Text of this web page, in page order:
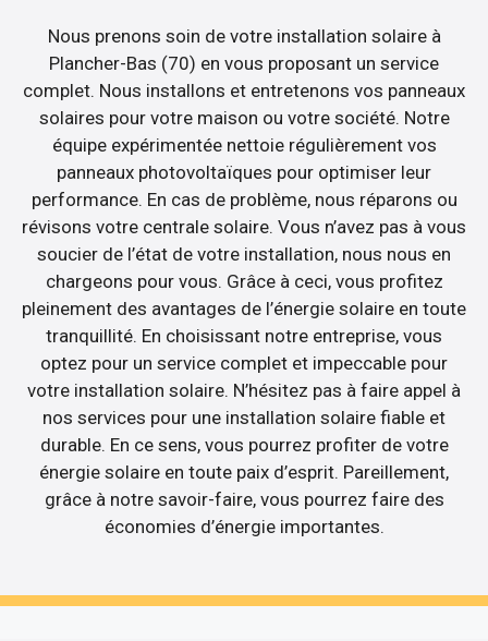
Nous prenons soin de votre installation solaire à
Plancher-Bas (70) en vous proposant un service
complet. Nous installons et entretenons vos panneaux
solaires pour votre maison ou votre société. Notre
équipe expérimentée nettoie régulièrement vos
panneaux photovoltaïques pour optimiser leur
performance. En cas de problème, nous réparons ou
révisons votre centrale solaire. Vous n’avez pas à vous
soucier de l’état de votre installation, nous nous en
chargeons pour vous. Grâce à ceci, vous profitez
pleinement des avantages de l’énergie solaire en toute
tranquillité. En choisissant notre entreprise, vous
optez pour un service complet et impeccable pour
votre installation solaire. N’hésitez pas à faire appel à
nos services pour une installation solaire fiable et
durable. En ce sens, vous pourrez profiter de votre
énergie solaire en toute paix d’esprit. Pareillement,
grâce à notre savoir-faire, vous pourrez faire des
économies d’énergie importantes.